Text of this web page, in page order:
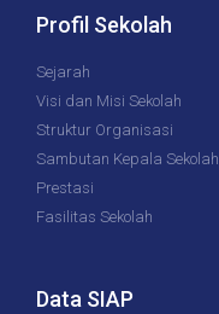
Profil Sekolah
Sejarah
Visi dan Misi Sekolah
Struktur Organisasi
Sambutan Kepala Sekolah
Prestasi
Fasilitas Sekolah
Data SIAP